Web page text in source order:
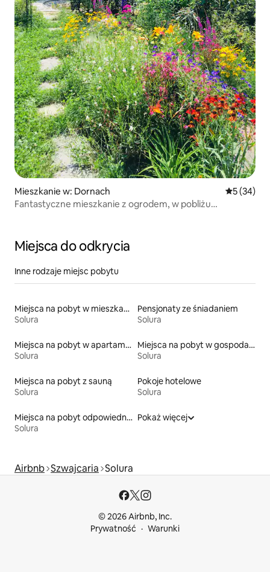
Mieszkanie w: Dornach Średnia
5 (34)
Fantastyczne mieszkanie z ogrodem, w pobliżu
Miejsca do odkrycia
Inne rodzaje miejsc pobytu
Miejsca na pobyt w mieszkaniach
Solura
Pensjonaty ze śniadaniem
Solura
Miejsca na pobyt w apartamentach z obsługą
Solura
Miejsca na pobyt w gospodarstwach agroturystycznych
Solura
Miejsca na pobyt z sauną
Solura
Pokoje hotelowe
Solura
Miejsca na pobyt odpowiednie dla rodzin
Solura
Pokaż więcej
Airbnb Szwajcaria Solura
© 2026 Airbnb, Inc.
Prywatność
Warunki